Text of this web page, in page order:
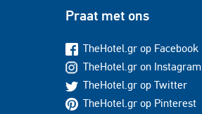
Praat met ons
TheHotel.gr op Facebook
TheHotel.gr on Instagram
TheHotel.gr op Twitter
TheHotel.gr op Pinterest